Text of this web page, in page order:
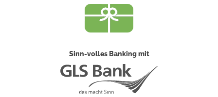
Sinn-volles Banking mit